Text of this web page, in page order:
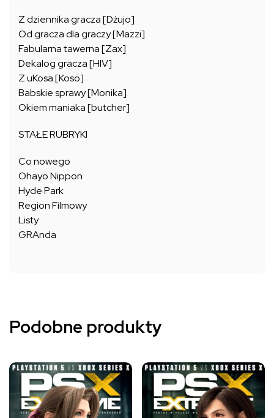
Z dziennika gracza [Dżujo]
Od gracza dla graczy [Mazzi]
Fabularna tawerna [Zax]
Dekalog gracza [HIV]
Z uKosa [Koso]
Babskie sprawy [Monika]
Okiem maniaka [butcher]
STAŁE RUBRYKI
Co nowego
Ohayo Nippon
Hyde Park
Region Filmowy
Listy
GRAnda
Podobne produkty
Ten
produkt
ma
Ten
produkt
ma